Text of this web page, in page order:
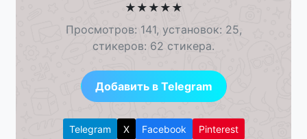
★ ★★ ★ ★
Просмотров: 141, установок: 25,
стикеров: 62 стикера.
Добавить в Telegram
Telegram X Facebook
Pinterest